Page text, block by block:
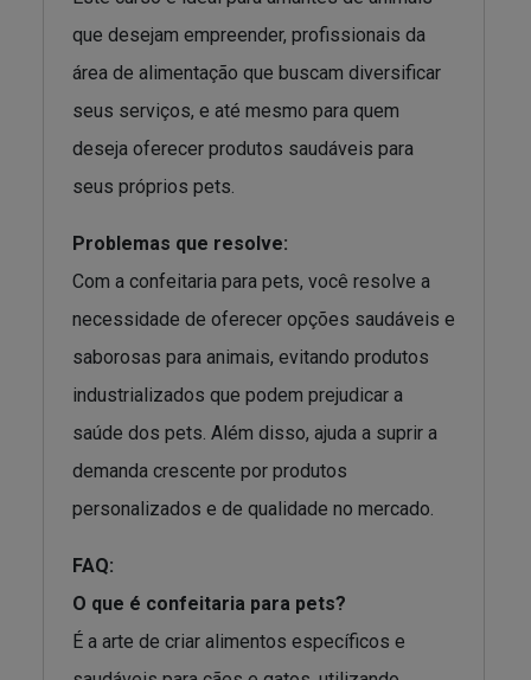
que desejam empreender, profissionais da
área de alimentação que buscam diversificar
seus serviços, e até mesmo para quem
deseja oferecer produtos saudáveis para
seus próprios pets.
Problemas que resolve:
Com a confeitaria para pets, você resolve a
necessidade de oferecer opções saudáveis e
saborosas para animais, evitando produtos
industrializados que podem prejudicar a
saúde dos pets. Além disso, ajuda a suprir a
demanda crescente por produtos
personalizados e de qualidade no mercado.
FAQ:
O que é confeitaria para pets?
É a arte de criar alimentos específicos e